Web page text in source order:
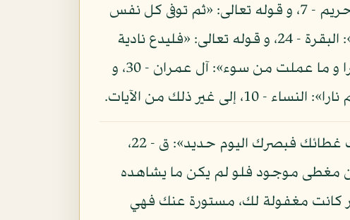
بنفس الأعمال و عينها كقوله تعالى: «لا تعتذروا اليوم إنما تجزون ما كنتم تعملون»: التحريم - 7، و قوله تعالى: «ثم توفى كل نفس
ما كسبت» الآية: البقرة - 281، و قوله تعالى: «فاتقوا النار التي وقودها الناس و الحجارة»: البقرة - 24، و قوله تعالى: «فليدع نادية
سندع الزبانية»: العلق - 18، و قوله تعالى: «يوم تجد كل نفس ما عملت من خير محضرا و ما عملت من سوء»: آل عمران - 30، و
و لعمري لو لم يكن في كتاب الله تعالى إلا قوله: «لقد كنت في غفلة من هذا فكشفنا عنك غطائك فبصرك اليوم حديد»: ق - 22،
عن مغطى موجود فلو لم يكن ما يشاهده
كانت مغفولة لك، مستورة عنك فهي